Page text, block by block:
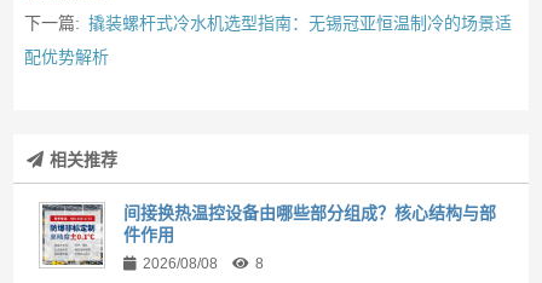
下一篇: 撬装螺杆式冷水机选型指南：无锡冠亚恒温制冷的场景适
配优势解析
相关推荐
间接换热温控设备由哪些部分组成？核心结构与部
件作用
2026/08/08 8